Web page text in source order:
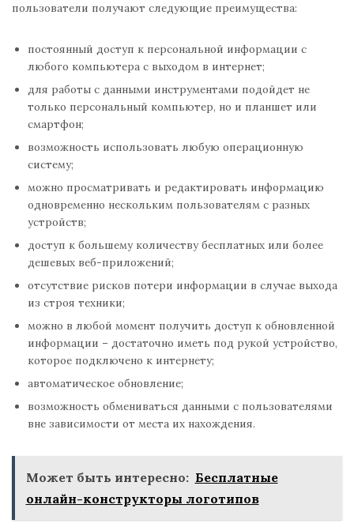
пользователи получают следующие преимущества:
постоянный доступ к персональной информации с
любого компьютера с выходом в интернет;
для работы с данными инструментами подойдет не
только персональный компьютер, но и планшет или
смартфон;
возможность использовать любую операционную
систему;
можно просматривать и редактировать информацию
одновременно нескольким пользователям с разных
устройств;
доступ к большему количеству бесплатных или более
дешевых веб-приложений;
отсутствие рисков потери информации в случае выхода
из строя техники;
можно в любой момент получить доступ к обновленной
информации – достаточно иметь под рукой устройство,
которое подключено к интернету;
автоматическое обновление;
возможность обмениваться данными с пользователями
вне зависимости от места их нахождения.
Может быть интересно: Бесплатные
онлайн-конструкторы логотипов